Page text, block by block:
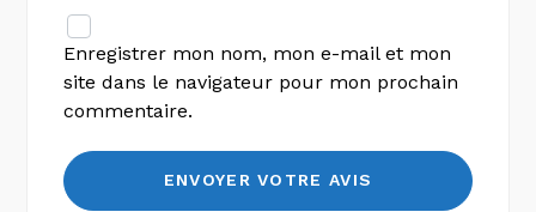
Enregistrer mon nom, mon e-mail et mon
site dans le navigateur pour mon prochain
commentaire.